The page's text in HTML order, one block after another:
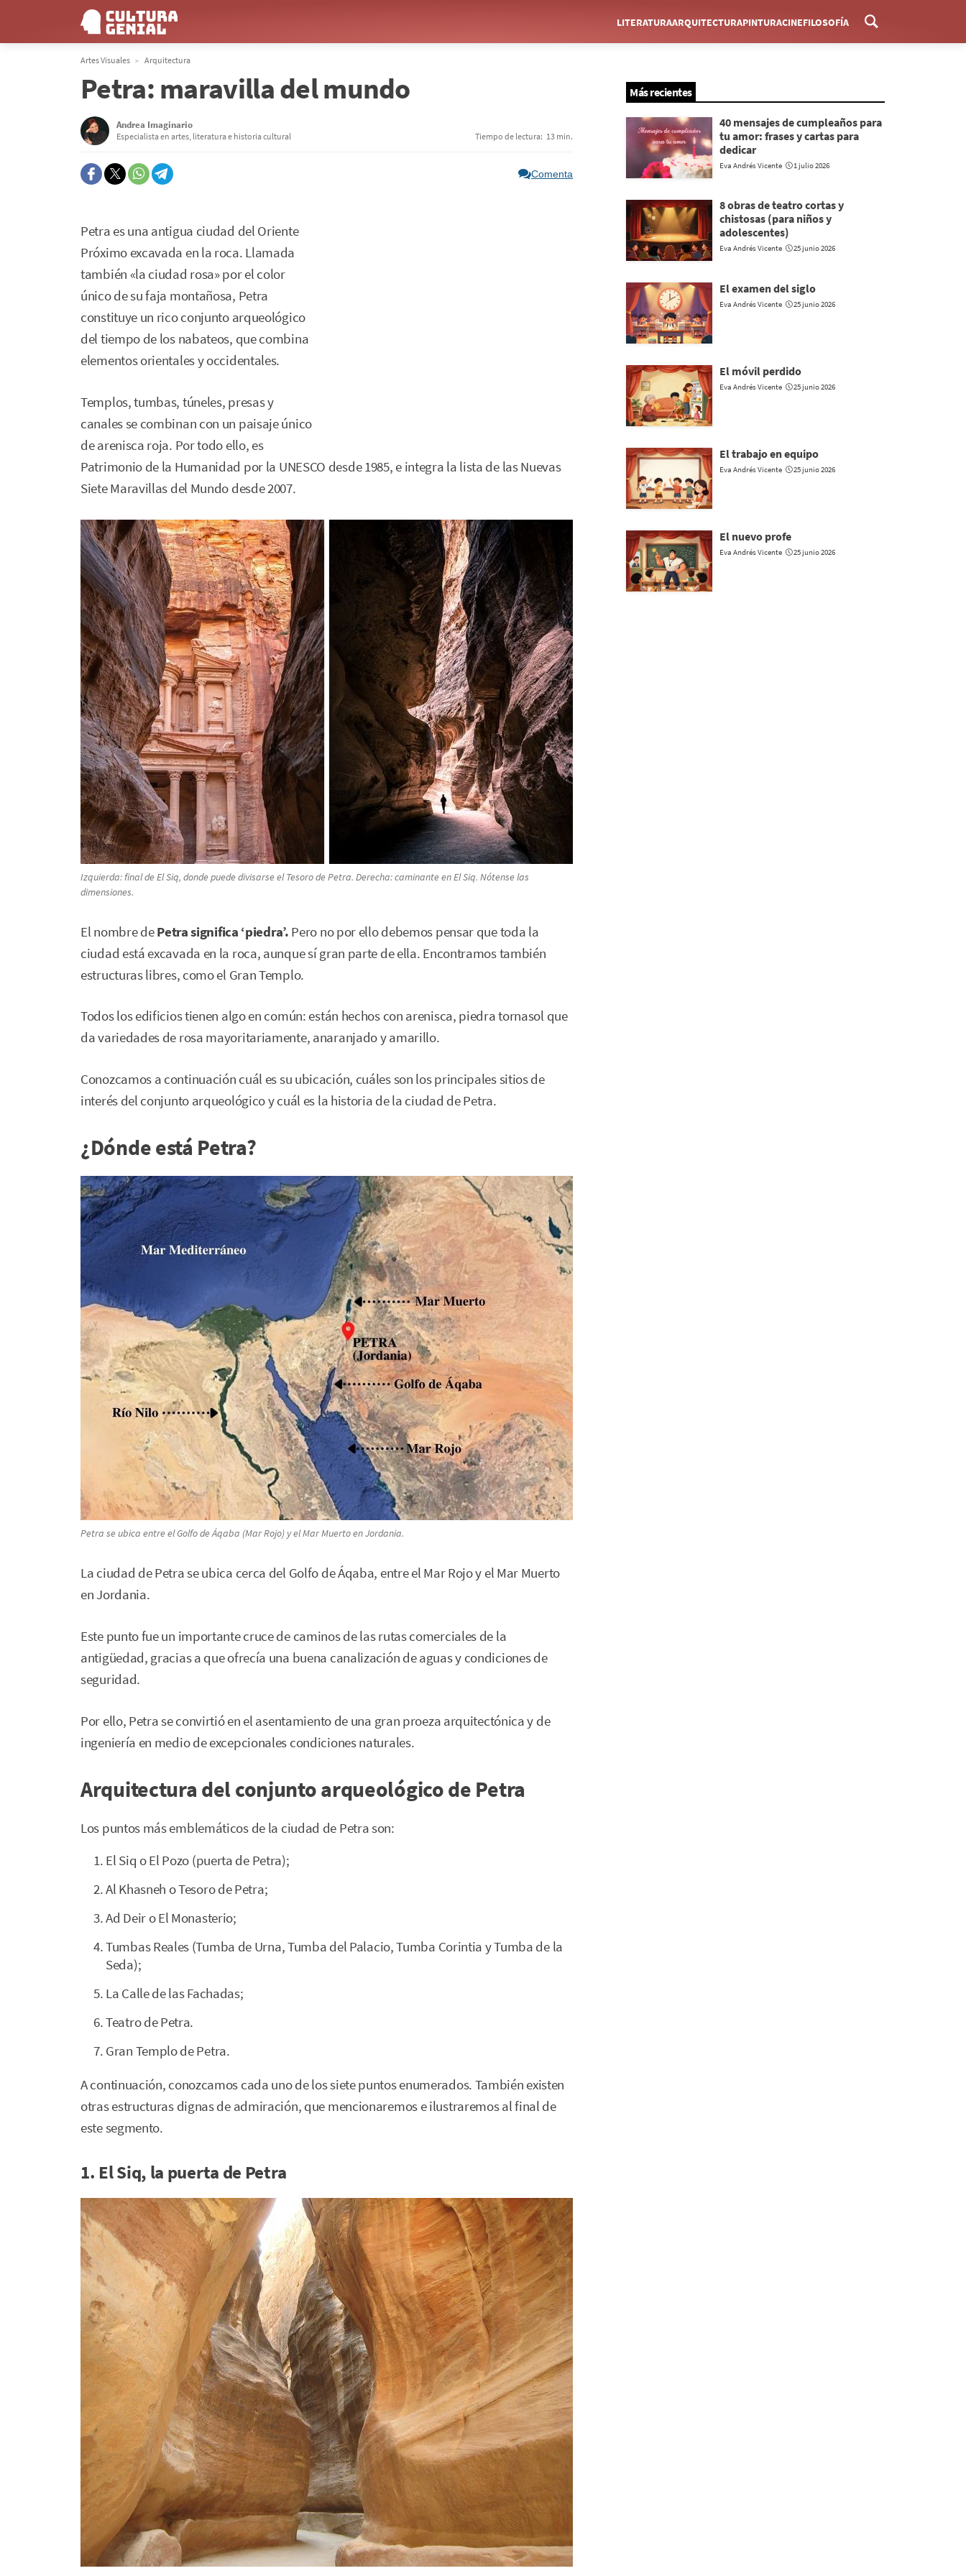
Menú
LITERATURAARQUITECTURAPINTURACINEFILOSOFÍA
Artes Visuales Arquitectura
Petra: maravilla del mundo
Andrea Imaginario
Especialista en artes, literatura e historia cultural Tiempo de lectura: 13 min.
Comenta
Petra es una antigua ciudad del Oriente
Próximo excavada en la roca. Llamada
también «la ciudad rosa» por el color
único de su faja montañosa, Petra
constituye un rico conjunto arqueológico
del tiempo de los nabateos, que combina
elementos orientales y occidentales.
Templos, tumbas, túneles, presas y
canales se combinan con un paisaje único
de arenisca roja. Por todo ello, es
Patrimonio de la Humanidad por la UNESCO desde 1985, e integra la lista de las Nuevas
Siete Maravillas del Mundo desde 2007.
Izquierda: final de El Siq, donde puede divisarse el Tesoro de Petra. Derecha: caminante en El Siq. Nótense las
dimensiones.
El nombre dePetra significa ‘piedra’. Pero no por ello debemos pensar que toda la
ciudad está excavada en la roca, aunque sí gran parte de ella. Encontramos también
estructuras libres, como el Gran Templo.
Todos los edificios tienen algo en común: están hechos con arenisca, piedra tornasol que
da variedades de rosa mayoritariamente, anaranjado y amarillo.
Conozcamos a continuación cuál es su ubicación, cuáles son los principales sitios de
interés del conjunto arqueológico y cuál es la historia de la ciudad de Petra.
¿Dónde está Petra?
Petra se ubica entre el Golfo de Áqaba (Mar Rojo) y el Mar Muerto en Jordania.
La ciudad de Petra se ubica cerca del Golfo de Áqaba, entre el Mar Rojo y el Mar Muerto
en Jordania.
Este punto fue un importante cruce de caminos de las rutas comerciales de la
antigüedad, gracias a que ofrecía una buena canalización de aguas y condiciones de
seguridad.
Por ello, Petra se convirtió en el asentamiento de una gran proeza arquitectónica y de
ingeniería en medio de excepcionales condiciones naturales.
Arquitectura del conjunto arqueológico de Petra
Los puntos más emblemáticos de la ciudad de Petra son:
El Siq o El Pozo (puerta de Petra);
Al Khasneh o Tesoro de Petra;
Ad Deir o El Monasterio;
Tumbas Reales (Tumba de Urna, Tumba del Palacio, Tumba Corintia y Tumba de la
Seda);
La Calle de las Fachadas;
Teatro de Petra.
Gran Templo de Petra.
A continuación, conozcamos cada uno de los siete puntos enumerados. También existen
otras estructuras dignas de admiración, que mencionaremos e ilustraremos al final de
este segmento.
1. El Siq, la puerta de Petra
Más recientes
40 mensajes de cumpleaños para
tu amor: frases y cartas para
dedicar
Eva Andrés Vicente 1 julio 2026
8 obras de teatro cortas y
chistosas (para niños y
adolescentes)
Eva Andrés Vicente 25 junio 2026
El examen del siglo
Eva Andrés Vicente 25 junio 2026
El móvil perdido
Eva Andrés Vicente 25 junio 2026
El trabajo en equipo
Eva Andrés Vicente 25 junio 2026
El nuevo profe
Eva Andrés Vicente 25 junio 2026